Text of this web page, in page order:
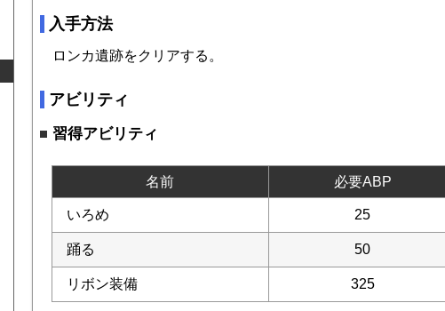
入手方法
ロンカ遺跡をクリアする。
アビリティ
習得アビリティ
名前 必要ABP
いろめ 25
踊る 50
リボン装備 325